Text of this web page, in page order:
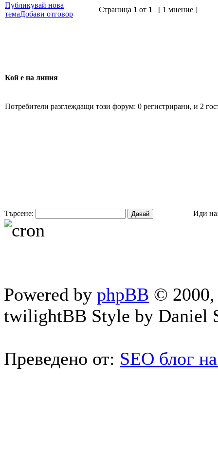
Публикувай нова
темаДобави отговор
Страница 1 от 1 [ 1 мнение ]
Кой е на линия
Потребители разглеждащи този форум: 0 регистрирани, и 2
Търсене: Иди
Powered by phpBB © 2000,
twilightBB Style by Daniel
Преведено от: SEO блог